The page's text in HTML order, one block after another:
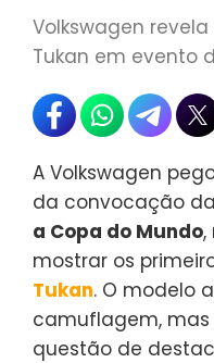
Volkswagen
Tukan em evento
A Volkswagen
da convocação da
a Copa do Mundo,
mostrar os
Tukan. O modelo
camuflagem,
questão de